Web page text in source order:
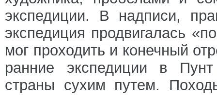
экспедиции. В надписи,
экспедиция продвигалась
мог проходить и конечный
ранние экспедиции в Пунт
страны сухим путем.